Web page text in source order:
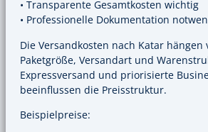
• Transparente Gesamtkosten wichtig
• Professionelle Dokumentation
Die Versandkosten nach Katar hängen
Paketgröße, Versandart und
Expressversand und priorisierte
beeinflussen die Preisstruktur.
Beispielpreise: